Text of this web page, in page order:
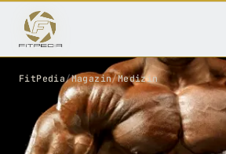
FitPedia/Magazin/Medizin